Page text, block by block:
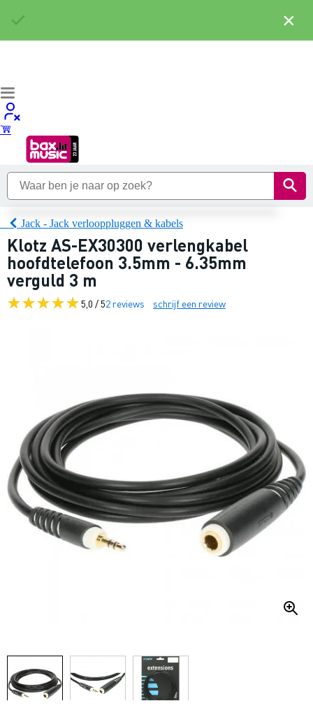
Jack - Jack verlooppluggen & kabels
Klotz AS-EX30300 verlengkabel
hoofdtelefoon 3.5mm - 6.35mm
verguld 3 m
5,0 / 52 reviews schrijf een review
×